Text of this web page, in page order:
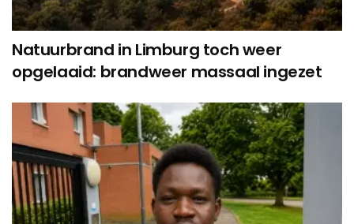
Natuurbrand in Limburg toch weer
opgelaaid: brandweer massaal ingezet